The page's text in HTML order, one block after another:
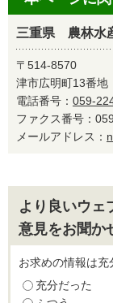
三重県 農林水
〒514-8570
津市広明町13番地
電話番号： 059-
ファクス番号：
メールアドレス：
より良いウェ
意見をお聞か
お求めの情報は充
充分だった